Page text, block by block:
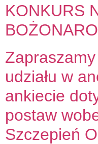
KONKURS
udziału w
ankiecie
postaw
Szczepień